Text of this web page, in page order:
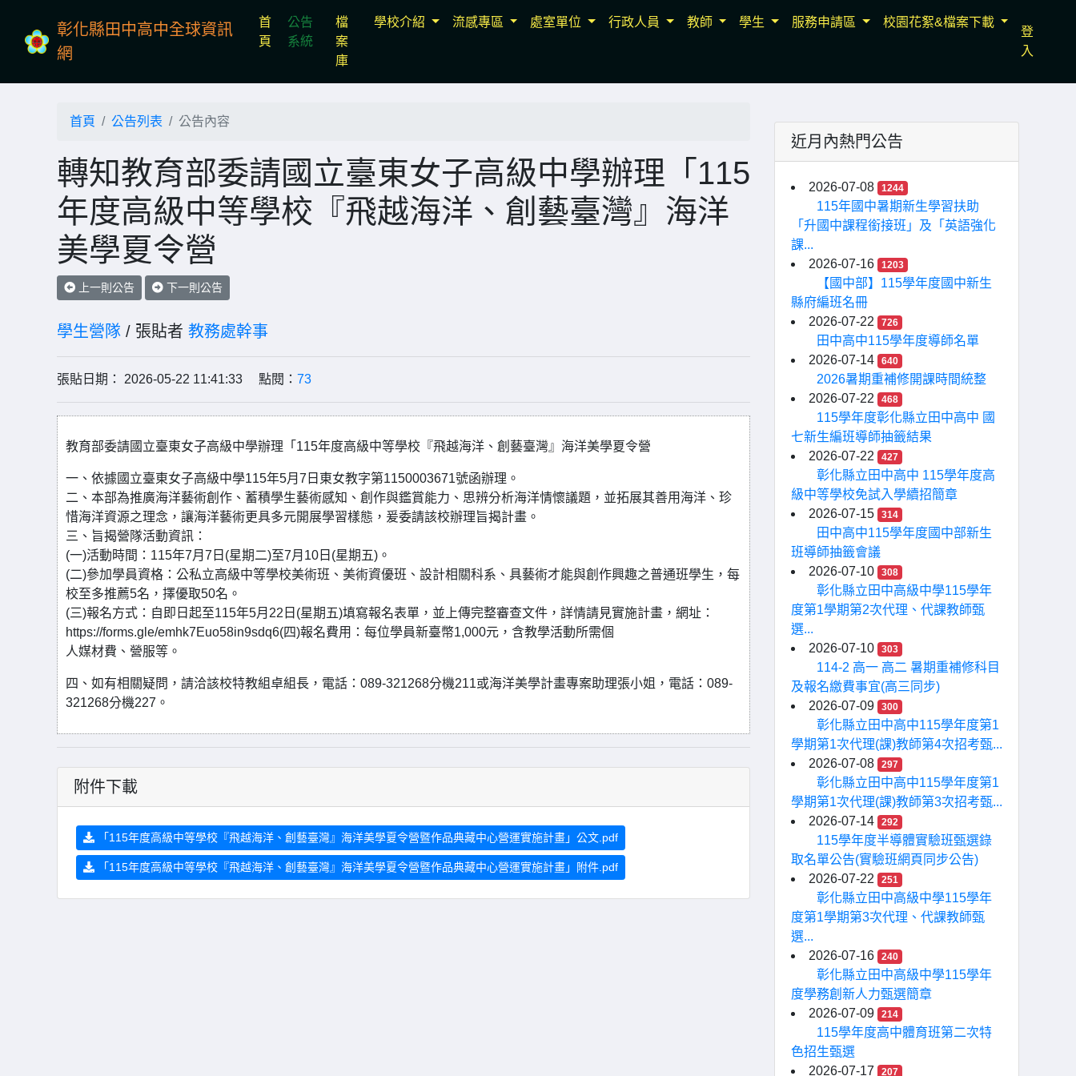
彰化縣田中高中全球資訊
網
首
頁 (current)
公告
系統
檔
案
庫
學校介紹 流感專區 處室單位 行政人員 教師 學生 服務申請區 校園花絮&檔案下載
登
入
首頁 公告列表 公告內容
轉知教育部委請國立臺東女子高級中學辦理「115
年度高級中等學校『飛越海洋、創藝臺灣』海洋
美學夏令營
上一則公告 下一則公告
學生營隊 / 張貼者 教務處幹事
張貼日期： 2026-05-22 11:41:33 點閱： 73
教育部委請國立臺東女子高級中學辦理「115年度高級中等學校『飛越海洋、創藝臺灣』海洋美學夏令營
一、依據國立臺東女子高級中學115年5月7日東女教字第1150003671號函辦理。
二、本部為推廣海洋藝術創作、蓄積學生藝術感知、創作與鑑賞能力、思辨分析海洋情懷議題，並拓展其善用海洋、珍
惜海洋資源之理念，讓海洋藝術更具多元開展學習樣態，爰委請該校辦理旨揭計畫。
三、旨揭營隊活動資訊：
(一)活動時間：115年7月7日(星期二)至7月10日(星期五)。
(二)參加學員資格：公私立高級中等學校美術班、美術資優班、設計相關科系、具藝術才能與創作興趣之普通班學生，每
校至多推薦5名，擇優取50名。
(三)報名方式：自即日起至115年5月22日(星期五)填寫報名表單，並上傳完整審查文件，詳情請見實施計畫，網址：
https://forms.gle/emhk7Euo58in9sdq6(四)報名費用：每位學員新臺幣1,000元，含教學活動所需個
人媒材費、營服等。
四、如有相關疑問，請洽該校特教組卓組長，電話：089-321268分機211或海洋美學計畫專案助理張小姐，電話：089-
321268分機227。
附件下載
「115年度高級中等學校『飛越海洋、創藝臺灣』海洋美學夏令營暨作品典藏中心營運實施計畫」公文.pdf
「115年度高級中等學校『飛越海洋、創藝臺灣』海洋美學夏令營暨作品典藏中心營運實施計畫」附件.pdf
近月內熱門公告
2026-07-08 1244
115年國中暑期新生學習扶助
「升國中課程銜接班」及「英語強化
課...
2026-07-16
1203
【國中部】115學年度國中新生
縣府編班名冊
2026-07-22
726
田中高中115學年度導師名單
2026-07-14
640
2026暑期重補修開課時間統整
2026-07-22
468
115學年度彰化縣立田中高中 國
七新生編班導師抽籤結果
2026-07-22
427
彰化縣立田中高中 115學年度高
級中等學校免試入學續招簡章
2026-07-15
314
田中高中115學年度國中部新生
班導師抽籤會議
2026-07-10
308
彰化縣立田中高級中學115學年
度第1學期第2次代理、代課教師甄
選...
2026-07-10
303
114-2 高一 高二 暑期重補修科目
及報名繳費事宜(高三同步)
2026-07-09
300
彰化縣立田中高中115學年度第1
學期第1次代理(課)教師第4次招考甄...
2026-07-08
297
彰化縣立田中高中115學年度第1
學期第1次代理(課)教師第3次招考甄...
2026-07-14
292
115學年度半導體實驗班甄選錄
取名單公告(實驗班網頁同步公告)
2026-07-22
251
彰化縣立田中高級中學115學年
度第1學期第3次代理、代課教師甄
選...
2026-07-16
240
彰化縣立田中高級中學115學年
度學務創新人力甄選簡章
2026-07-09
214
115學年度高中體育班第二次特
色招生甄選
2026-07-17
207